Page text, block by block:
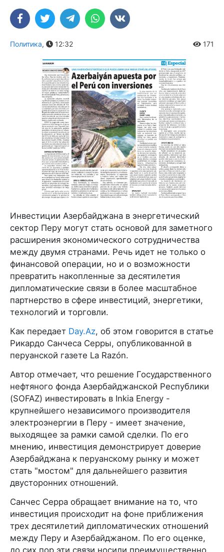
Политика, 12:32 171
Инвестиции Азербайджана в энергетический
сектор Перу могут стать основой для заметного
расширения экономического сотрудничества
между двумя странами. Речь идет не только о
финансовой операции, но и о возможности
превратить накопленные за десятилетия
дипломатические связи в более масштабное
партнерство в сфере инвестиций, энергетики,
технологий и торговли.
Как передает Day.Az, об этом говорится в статье
Рикардо Санчеса Серры, опубликованной в
перуанской газете La Razón.
Автор отмечает, что решение Государственного
нефтяного фонда Азербайджанской Республики
(SOFAZ) инвестировать в Inkia Energy -
крупнейшего независимого производителя
электроэнергии в Перу - имеет значение,
выходящее за рамки самой сделки. По его
мнению, инвестиция демонстрирует доверие
Азербайджана к перуанскому рынку и может
стать "мостом" для дальнейшего развития
двусторонних отношений.
Санчес Серра обращает внимание на то, что
инвестиция происходит на фоне приближения
трех десятилетий дипломатических отношений
между Перу и Азербайджаном. По его оценке,
до сих пор эти связи носили преимущественно